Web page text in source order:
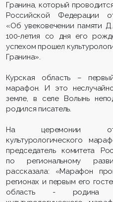
Гранина, который
Российской Федерации
«Об увековечении памяти
100-летия со дня его
успехом прошел
Гранина».
Курская область –
марафон. И это
земле, в селе Волынь
родился писатель.
На церемонии
культурологического
председатель комитета
по региональному
рассказала: «Марафон
регионах и первым его
область - родина